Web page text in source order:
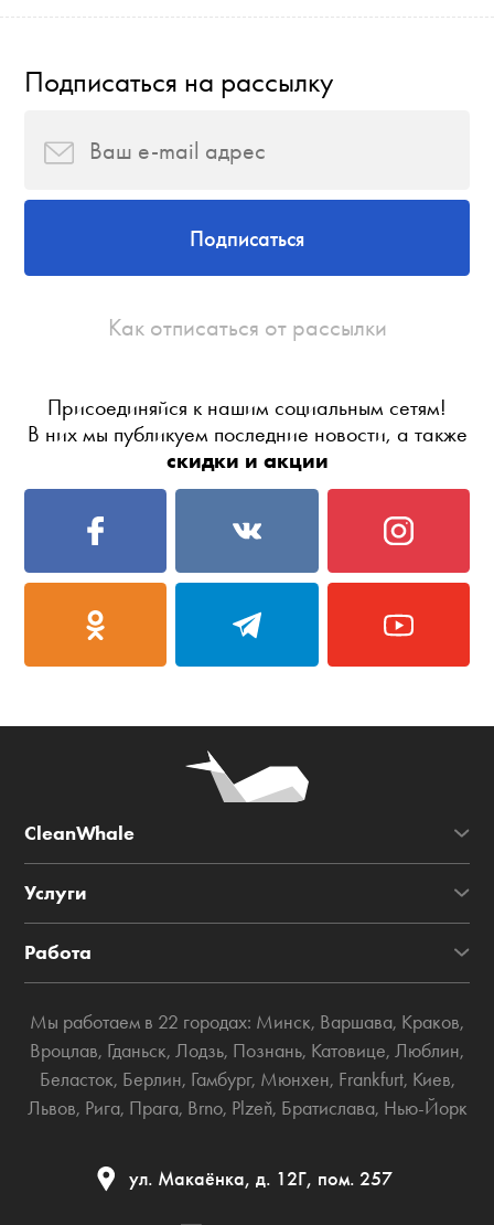
Подписаться на рассылку
Подписаться
Как отписаться от рассылки
Присоединяйся к нашим социальным сетям!
В них мы публикуем последние новости, а также
скидки и акции
CleanWhale
Услуги
Работа
Мы работаем в 22 городах: Минск, Варшава, Краков,
Вроцлав, Гданьск, Лодзь, Познань, Катовице, Люблин,
Беласток, Берлин, Гамбург, Мюнхен, Frankfurt, Киев,
Львов, Рига, Прага, Brno, Plzeň, Братислава, Нью-Йорк
ул. Макаёнка, д. 12Г, пом. 257